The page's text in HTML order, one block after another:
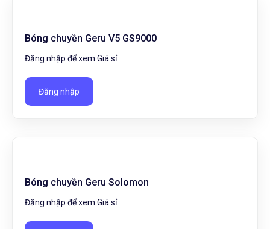
Bóng chuyền Geru V5 GS9000
Đăng nhập để xem Giá sỉ
Đăng nhập
Bóng chuyền Geru Solomon
Đăng nhập để xem Giá sỉ